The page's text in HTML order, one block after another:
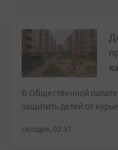
В Общественной палате
защитить детей от
сегодня, 02:31